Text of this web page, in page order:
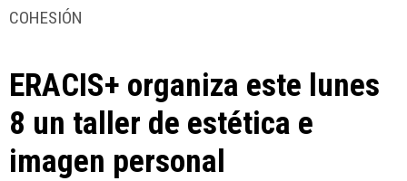
COHESIÓN
ERACIS+ organiza este lunes
8 un taller de estética e
imagen personal